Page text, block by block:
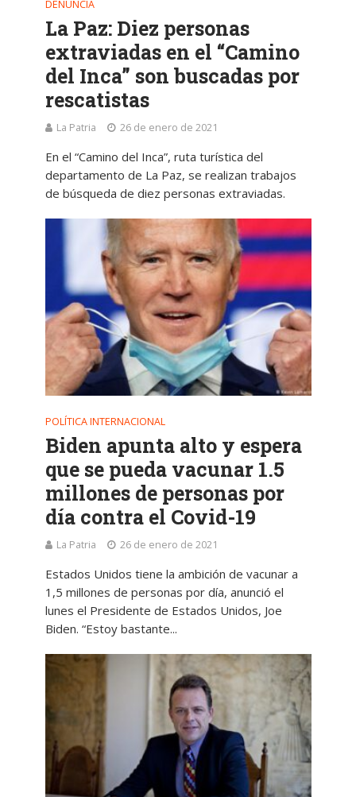
DENUNCIA
La Paz: Diez personas
extraviadas en el “Camino
del Inca” son buscadas por
rescatistas
La Patria 26 de enero de 2021
En el “Camino del Inca”, ruta turística del
departamento de La Paz, se realizan trabajos
de búsqueda de diez personas extraviadas.
POLÍTICA INTERNACIONAL
Biden apunta alto y espera
que se pueda vacunar 1.5
millones de personas por
día contra el Covid-19
La Patria 26 de enero de 2021
Estados Unidos tiene la ambición de vacunar a
1,5 millones de personas por día, anunció el
lunes el Presidente de Estados Unidos, Joe
Biden. “Estoy bastante...